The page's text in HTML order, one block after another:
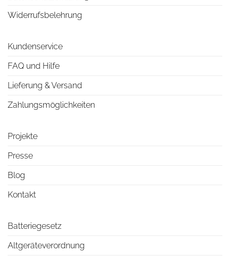
Widerrufsbelehrung
Kundenservice
FAQ und Hilfe
Lieferung & Versand
Zahlungsmöglichkeiten
Projekte
Presse
Blog
Kontakt
Batteriegesetz
Altgeräteverordnung